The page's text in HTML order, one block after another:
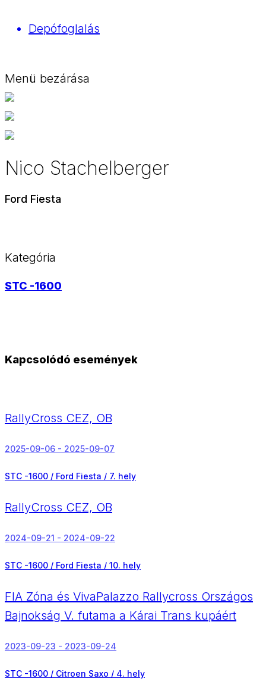
Depófoglalás
Menü bezárása
Nico Stachelberger
Ford Fiesta
Kategória
STC -1600
Kapcsolódó események
RallyCross CEZ, OB
2025-09-06 - 2025-09-07
STC -1600 / Ford Fiesta / 7. hely
RallyCross CEZ, OB
2024-09-21 - 2024-09-22
STC -1600 / Ford Fiesta / 10. hely
FIA Zóna és VivaPalazzo Rallycross Országos
Bajnokság V. futama a Kárai Trans kupáért
2023-09-23 - 2023-09-24
STC -1600 / Citroen Saxo / 4. hely